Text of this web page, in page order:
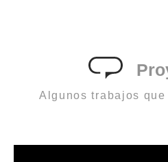
Algunos trabajos